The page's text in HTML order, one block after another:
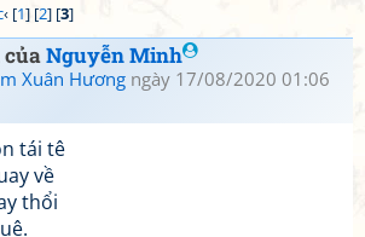
‹ [1] [2] [3]
củaNguyễn Minh
Xuân Hương ngày 17/08/2020 01:06
tái tê
về
thổi